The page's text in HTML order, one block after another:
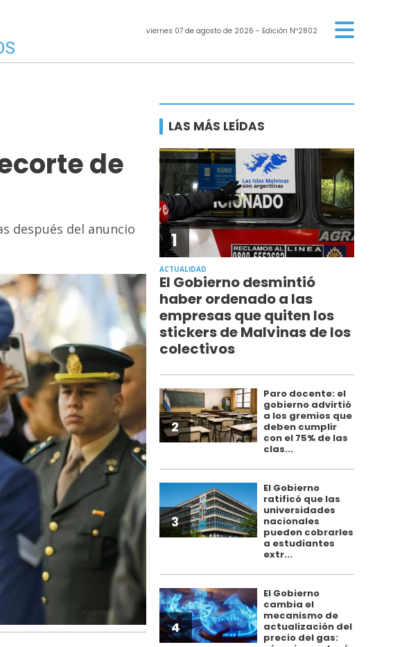
viernes 07 de agosto de 2026 - Edición Nº2802
de
después del anuncio
LAS MÁS LEÍDAS
1
ACTUALIDAD
El Gobierno desmintió
haber ordenado a las
empresas que quiten los
stickers de Malvinas de los
colectivos
2
Paro docente: el
gobierno advirtió
a los gremios que
deben cumplir
con el 75% de las
clas...
3
El Gobierno
ratificó que las
universidades
nacionales
pueden cobrarles
a estudiantes
extr...
4
El Gobierno
cambia el
mecanismo de
actualización del
precio del gas: